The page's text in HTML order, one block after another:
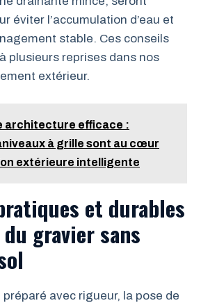
éviter l’accumulation d’eau et
stable. Ces conseils
plusieurs reprises dans nos
extérieur.
architecture efficace :
à grille sont au cœur
extérieure intelligente
et durables
gravier sans
avec rigueur, la pose de